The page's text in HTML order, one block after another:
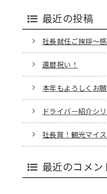
最近の投稿
社長就任ご挨拶～
還暦祝い！
本年もよろしくお願
ドライバー紹介シ
社長賞！観光マイ
最近のコメン